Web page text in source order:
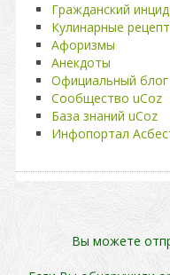
Гражданский
Кулинарные
Афоризмы
Анекдоты
Официальный блог
Сообщество uCoz
База знаний uCoz
Инфопортал
Вы можете